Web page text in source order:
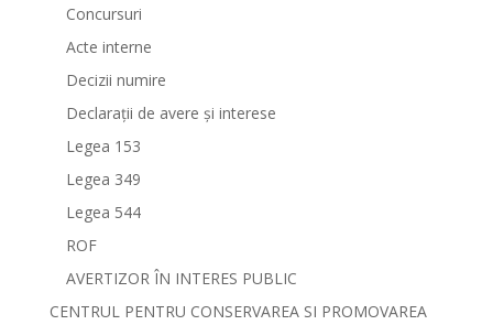
Concursuri
Acte interne
Decizii numire
Declarații de avere și interese
Legea 153
Legea 349
Legea 544
ROF
AVERTIZOR ÎN INTERES PUBLIC
CENTRUL PENTRU CONSERVAREA SI PROMOVAREA